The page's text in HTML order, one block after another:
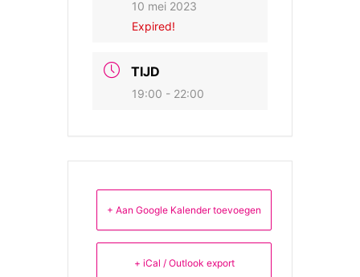
10 mei 2023
Expired!
TIJD
19:00 - 22:00
+ Aan Google Kalender toevoegen
+ iCal / Outlook export